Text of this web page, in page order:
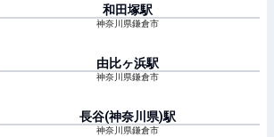
和田塚駅
神奈川県鎌倉市
由比ヶ浜駅
神奈川県鎌倉市
長谷(神奈川県)駅
神奈川県鎌倉市